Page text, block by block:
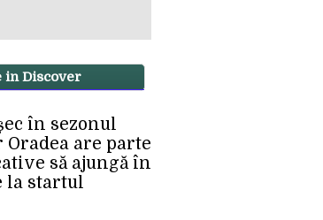
in Discover
în sezonul
are parte
să ajungă în
la startul